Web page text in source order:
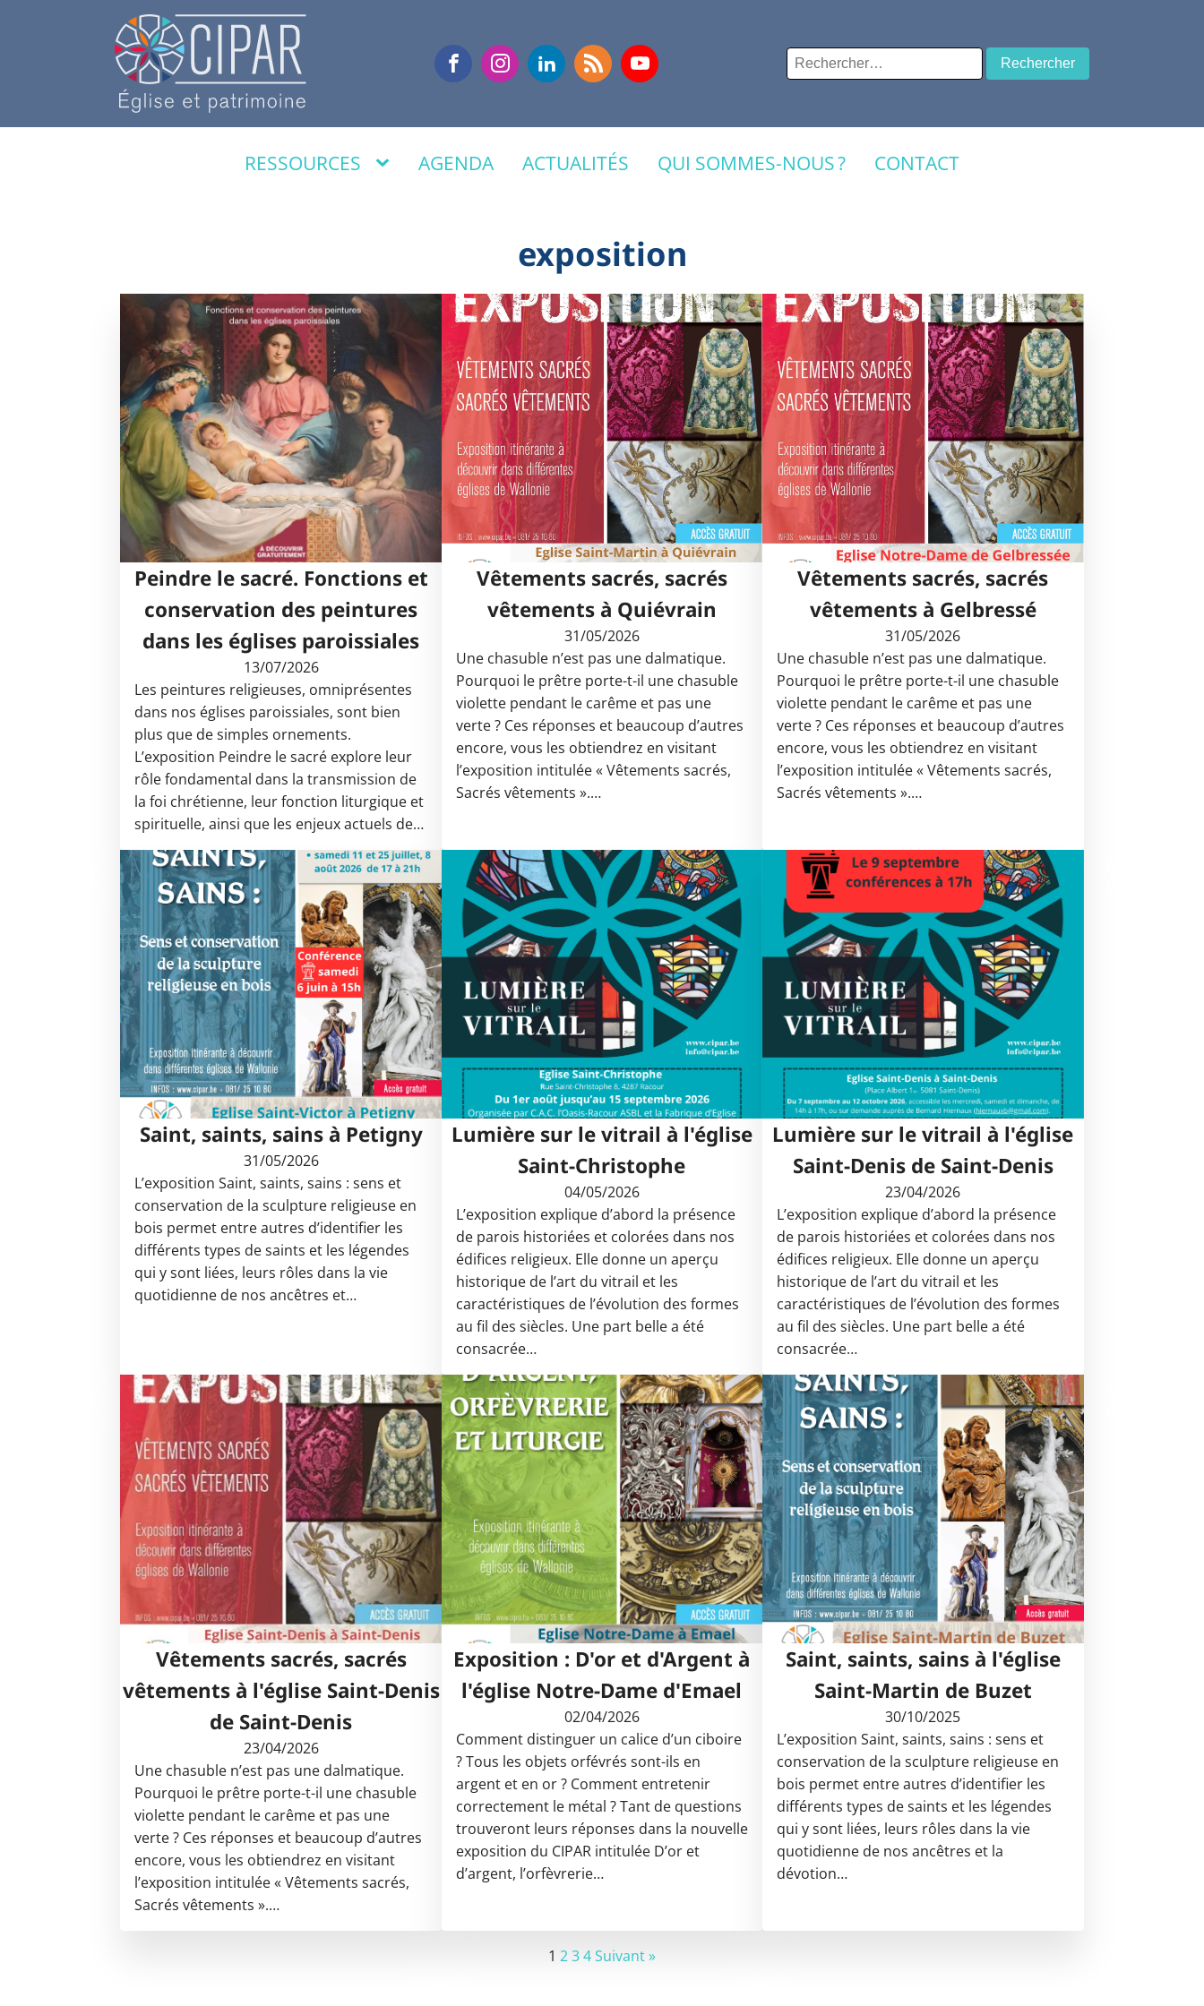
Rechercher :
RESSOURCES AGENDA ACTUALITÉS QUI SOMMES-NOUS ? CONTACT
exposition
Peindre le sacré. Fonctions et
conservation des peintures
dans les églises paroissiales
13/07/2026
Les peintures religieuses, omniprésentes
dans nos églises paroissiales, sont bien
plus que de simples ornements.
L’exposition Peindre le sacré explore leur
rôle fondamental dans la transmission de
la foi chrétienne, leur fonction liturgique et
spirituelle, ainsi que les enjeux actuels de…
Vêtements sacrés, sacrés
vêtements à Quiévrain
31/05/2026
Une chasuble n’est pas une dalmatique.
Pourquoi le prêtre porte-t-il une chasuble
violette pendant le carême et pas une
verte ? Ces réponses et beaucoup d’autres
encore, vous les obtiendrez en visitant
l’exposition intitulée « Vêtements sacrés,
Sacrés vêtements ».…
Vêtements sacrés, sacrés
vêtements à Gelbressé
31/05/2026
Une chasuble n’est pas une dalmatique.
Pourquoi le prêtre porte-t-il une chasuble
violette pendant le carême et pas une
verte ? Ces réponses et beaucoup d’autres
encore, vous les obtiendrez en visitant
l’exposition intitulée « Vêtements sacrés,
Sacrés vêtements ».…
Saint, saints, sains à Petigny
31/05/2026
L’exposition Saint, saints, sains : sens et
conservation de la sculpture religieuse en
bois permet entre autres d’identifier les
différents types de saints et les légendes
qui y sont liées, leurs rôles dans la vie
quotidienne de nos ancêtres et…
Lumière sur le vitrail à l'église
Saint-Christophe
04/05/2026
L’exposition explique d’abord la présence
de parois historiées et colorées dans nos
édifices religieux. Elle donne un aperçu
historique de l’art du vitrail et les
caractéristiques de l’évolution des formes
au fil des siècles. Une part belle a été
consacrée…
Lumière sur le vitrail à l'église
Saint-Denis de Saint-Denis
23/04/2026
L’exposition explique d’abord la présence
de parois historiées et colorées dans nos
édifices religieux. Elle donne un aperçu
historique de l’art du vitrail et les
caractéristiques de l’évolution des formes
au fil des siècles. Une part belle a été
consacrée…
Vêtements sacrés, sacrés
vêtements à l'église Saint-Denis
de Saint-Denis
23/04/2026
Une chasuble n’est pas une dalmatique.
Pourquoi le prêtre porte-t-il une chasuble
violette pendant le carême et pas une
verte ? Ces réponses et beaucoup d’autres
encore, vous les obtiendrez en visitant
l’exposition intitulée « Vêtements sacrés,
Sacrés vêtements ».…
Exposition : D'or et d'Argent à
l'église Notre-Dame d'Emael
02/04/2026
Comment distinguer un calice d’un ciboire
? Tous les objets orfévrés sont-ils en
argent et en or ? Comment entretenir
correctement le métal ? Tant de questions
trouveront leurs réponses dans la nouvelle
exposition du CIPAR intitulée D’or et
d’argent, l’orfèvrerie…
Saint, saints, sains à l'église
Saint-Martin de Buzet
30/10/2025
L’exposition Saint, saints, sains : sens et
conservation de la sculpture religieuse en
bois permet entre autres d’identifier les
différents types de saints et les légendes
qui y sont liées, leurs rôles dans la vie
quotidienne de nos ancêtres et la
dévotion…
1 234Suivant »